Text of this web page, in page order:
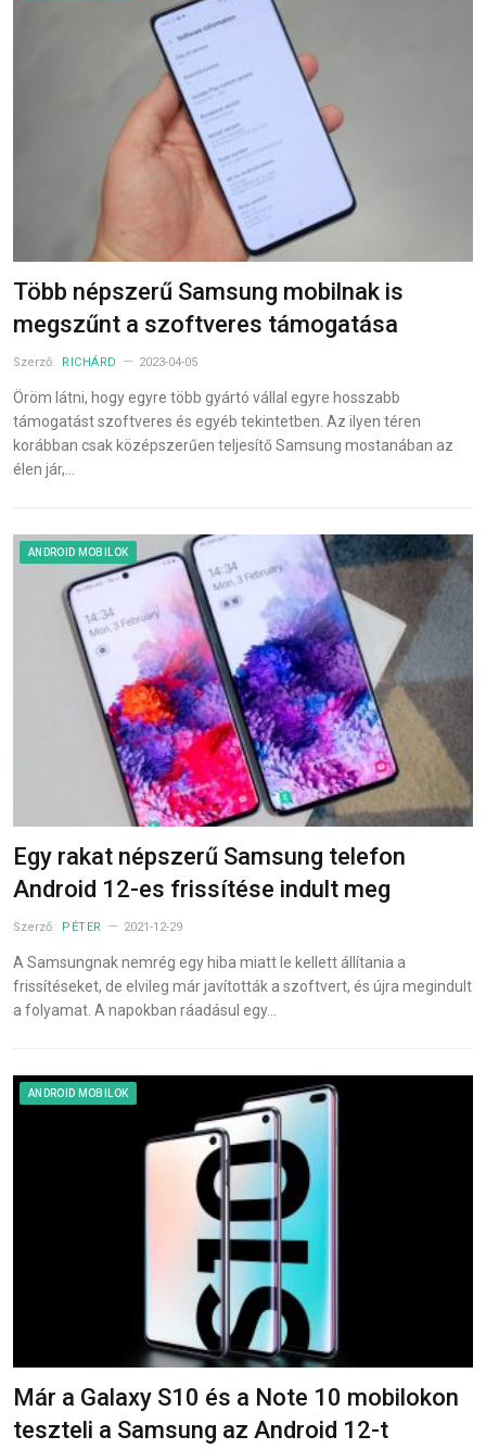
Több népszerű Samsung mobilnak is
megszűnt a szoftveres támogatása
Szerző: RICHÁRD 2023-04-05
Öröm látni, hogy egyre több gyártó vállal egyre hosszabb
támogatást szoftveres és egyéb tekintetben. Az ilyen téren
korábban csak középszerűen teljesítő Samsung mostanában az
élen jár,…
ANDROID MOBILOK
Egy rakat népszerű Samsung telefon
Android 12-es frissítése indult meg
Szerző: PÉTER 2021-12-29
A Samsungnak nemrég egy hiba miatt le kellett állítania a
frissítéseket, de elvileg már javították a szoftvert, és újra megindult
a folyamat. A napokban ráadásul egy…
ANDROID MOBILOK
Már a Galaxy S10 és a Note 10 mobilokon
teszteli a Samsung az Android 12-t